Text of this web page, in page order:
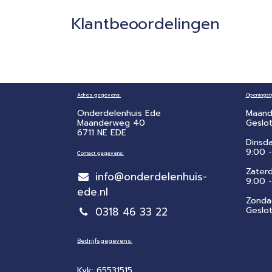
Klantbeoordelingen
Adres gegevens:
Onderdelenhuis Ede
Maanderweg 40
6711 NE EDE
Contact gegevens:
info@onderdelenhuis-
ede.nl
0318 46 33 22
Bedrijfsgegevens:
9:00
​9:00